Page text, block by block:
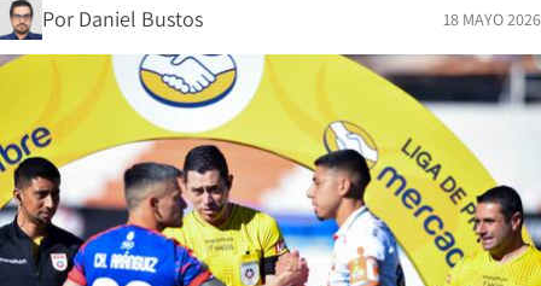
Por Daniel Bustos 18 MAYO 2026